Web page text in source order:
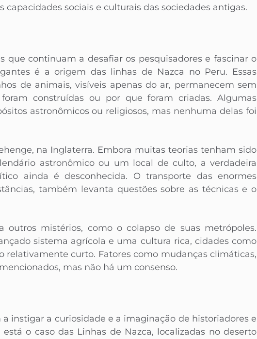
sociais e culturais das sociedades antigas.
que continuam a desafiar os pesquisadores e fascinar o
é a origem das linhas de Nazca no Peru. Essas
de animais, visíveis apenas do ar, permanecem sem
construídas ou por que foram criadas. Algumas
astronômicos ou religiosos, mas nenhuma delas foi
na Inglaterra. Embora muitas teorias tenham sido
astronômico ou um local de culto, a verdadeira
ainda é desconhecida. O transporte das enormes
também levanta questões sobre as técnicas e o
outros mistérios, como o colapso de suas metrópoles.
sistema agrícola e uma cultura rica, cidades como
relativamente curto. Fatores como mudanças climáticas,
mas não há um consenso.
instigar a curiosidade e a imaginação de historiadores e
o caso das Linhas de Nazca, localizadas no deserto